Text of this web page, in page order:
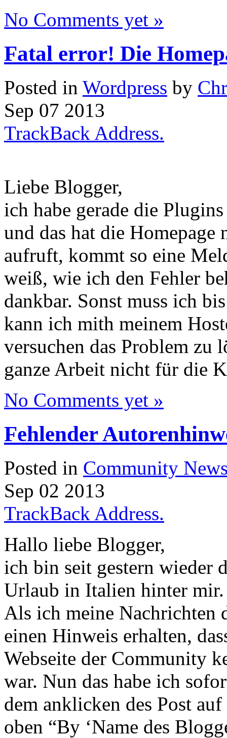
No Comments yet »
Fatal error! Die
Posted in Wordpress by
Sep 07 2013
TrackBack Address.
Liebe Blogger,
ich habe gerade die
und das hat die
aufruft, kommt so eine
weiß, wie ich den Fehler
dankbar. Sonst muss ich
kann ich mith meinem
versuchen das Problem zu
ganze Arbeit nicht für die
No Comments yet »
Fehlender
Posted in Community
Sep 02 2013
TrackBack Address.
Hallo liebe Blogger,
ich bin seit gestern wieder
Urlaub in Italien hinter mir.
Als ich meine Nachrichten
einen Hinweis erhalten,
Webseite der Community
war. Nun das habe ich
dem anklicken des Post
oben “By ‘Name des